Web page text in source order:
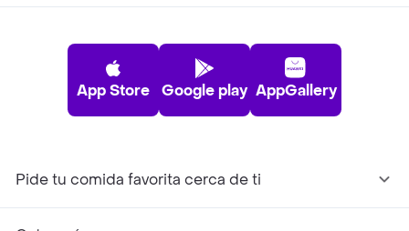
App Store Google play AppGallery
Pide tu comida favorita cerca de ti